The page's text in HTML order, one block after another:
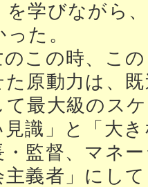
を学びながら
た。
のこの時、こ
原動力は、
て最大級のス
見識」と「大
監督、マネ
主義者」にし